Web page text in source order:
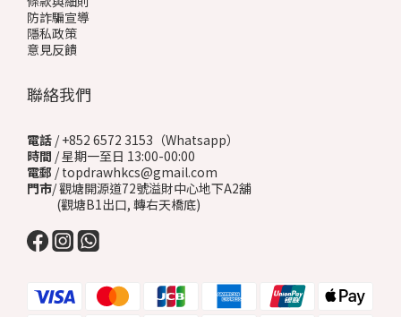
防詐騙宣導
隱私政策
意見反饋
聯絡我們
電話 / +852 6572 3153（Whatsapp）
時間 / 星期一至日 13:00-00:00
電郵 / topdrawhkcs@gmail.com
門市/ 觀塘開源道72號溢財中心地下A2舖
(觀塘B1出口, 轉右天橋底)